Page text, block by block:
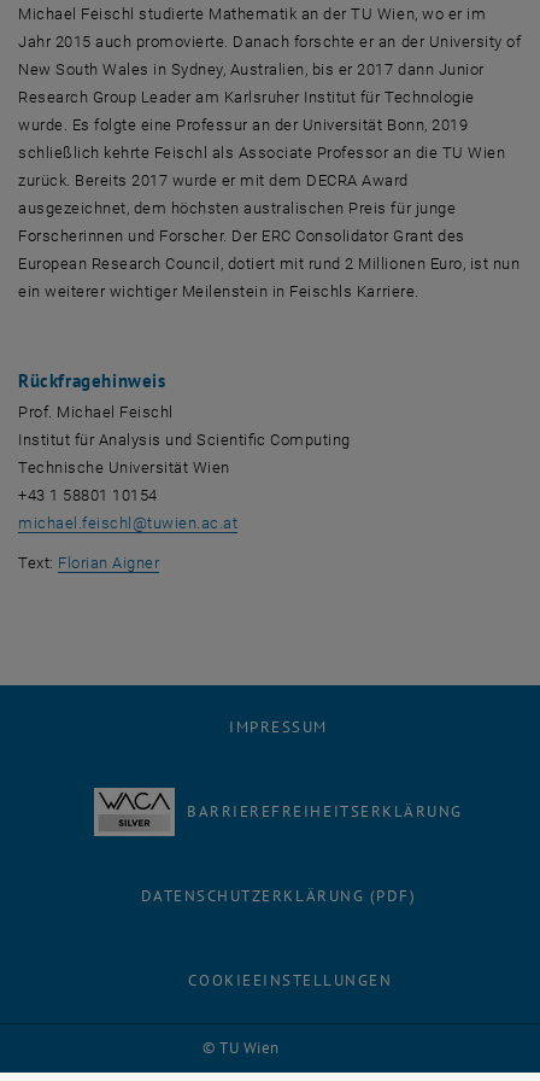
Michael Feischl studierte Mathematik an der TU Wien, wo er im
Jahr 2015 auch promovierte. Danach forschte er an der University of
New South Wales in Sydney, Australien, bis er 2017 dann Junior
Research Group Leader am Karlsruher Institut für Technologie
wurde. Es folgte eine Professur an der Universität Bonn, 2019
schließlich kehrte Feischl als Associate Professor an die TU Wien
zurück. Bereits 2017 wurde er mit dem DECRA Award
ausgezeichnet, dem höchsten australischen Preis für junge
Forscherinnen und Forscher. Der ERC Consolidator Grant des
European Research Council, dotiert mit rund 2 Millionen Euro, ist nun
ein weiterer wichtiger Meilenstein in Feischls Karriere.
Rückfragehinweis
Prof. Michael Feischl
Institut für Analysis und Scientific Computing
Technische Universität Wien
+43 1 58801 10154
michael.feischl @tuwien.ac.at
Text: Florian Aigner
© TU Wien
IMPRESSUM
BARRIEREFREIHEITSERKLÄRUNG
DATENSCHUTZERKLÄRUNG (PDF)
COOKIEEINSTELLUNGEN